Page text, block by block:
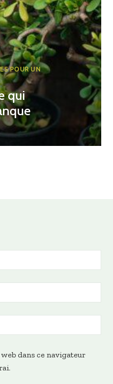
POUR UN
qui
dans ce navigateur